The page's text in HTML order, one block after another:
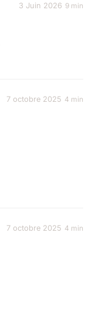
3 Juin 2026 9 min
7 octobre 2025 4 min
7 octobre 2025 4 min